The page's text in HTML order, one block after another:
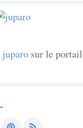
juparo sur le portail